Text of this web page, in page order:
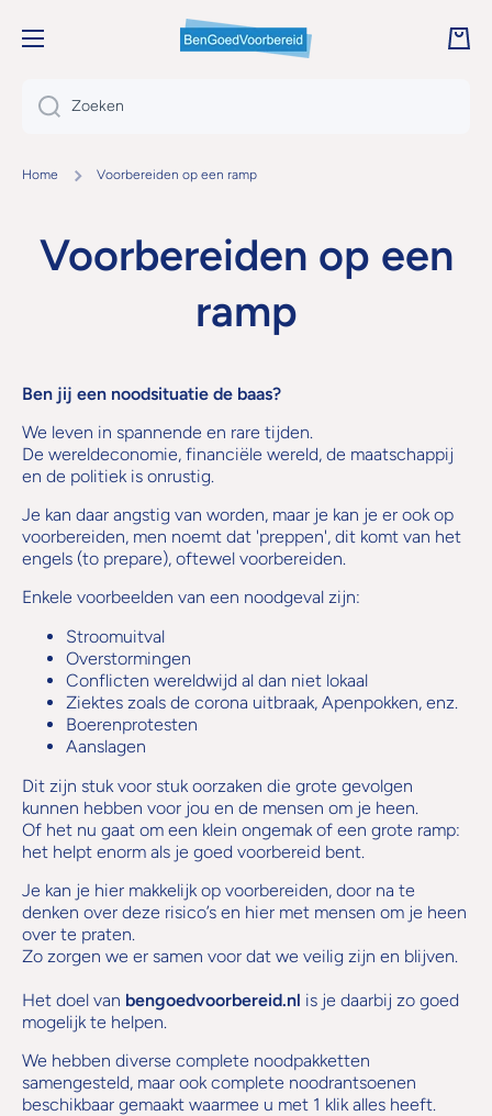
DOORGAAN NAAR ARTIKEL
Zoeken
Home Voorbereiden op een ramp
Voorbereiden op een
ramp
Ben jij een noodsituatie de baas?
We leven in spannende en rare tijden.
De wereldeconomie, financiële wereld, de maatschappij
en de politiek is onrustig.
Je kan daar angstig van worden, maar je kan je er ook op
voorbereiden, men noemt dat 'preppen', dit komt van het
engels (to prepare), oftewel voorbereiden.
Enkele voorbeelden van een noodgeval zijn:
Stroomuitval
Overstormingen
Conflicten wereldwijd al dan niet lokaal
Ziektes zoals de corona uitbraak, Apenpokken, enz.
Boerenprotesten
Aanslagen
Dit zijn stuk voor stuk oorzaken die grote gevolgen
kunnen hebben voor jou en de mensen om je heen.
Of het nu gaat om een klein ongemak of een grote ramp:
het helpt enorm als je goed voorbereid bent.
Je kan je hier makkelijk op voorbereiden, door na te
denken over deze risico’s en hier met mensen om je heen
over te praten.
Zo zorgen we er samen voor dat we veilig zijn en blijven.
Het doel van bengoedvoorbereid.nl is je daarbij zo goed
mogelijk te helpen.
We hebben diverse complete noodpakketten
samengesteld, maar ook complete noodrantsoenen
beschikbaar gemaakt waarmee u met 1 klik alles heeft.